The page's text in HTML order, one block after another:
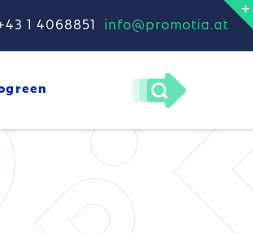
1 4068851 info@promotia.at